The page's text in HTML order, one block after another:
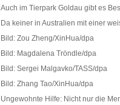
Auch im Tierpark Goldau gibt es
Da keiner in Australien mit einer
Bild: Zou Zheng/XinHua/dpa
Bild: Magdalena Tröndle/dpa
Bild: Sergei Malgavko/TASS/dpa
Bild: Zhang Tao/XinHua/dpa
Ungewohnte Hilfe: Nicht nur die